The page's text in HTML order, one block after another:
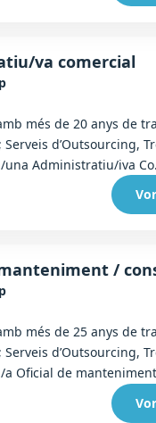
va comercial
més de 20 anys de
d’Outsourcing,
Administratiu/iva
/
més de 25 anys de
d’Outsourcing,
Oficial de